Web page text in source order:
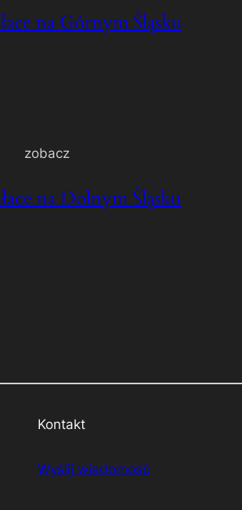
na Górnym Śląsku
zobacz
na Dolnym Śląsku
Kontakt
Wyślij wiadomość